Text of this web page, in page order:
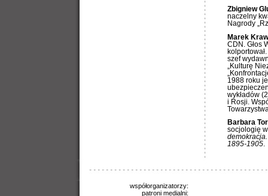
Zbigniew
naczelny
Nagrody
Marek
CDN. Głos
szef
„Kulturę
1988 roku
wykładów
i Rosji.
Barbara
socjologię
1895-1905
współorganizatorzy:
patroni medialni: